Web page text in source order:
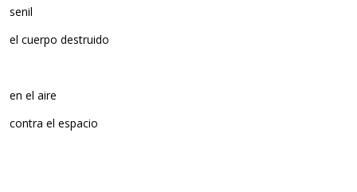
senil
el cuerpo destruido
en el aire
contra el espacio